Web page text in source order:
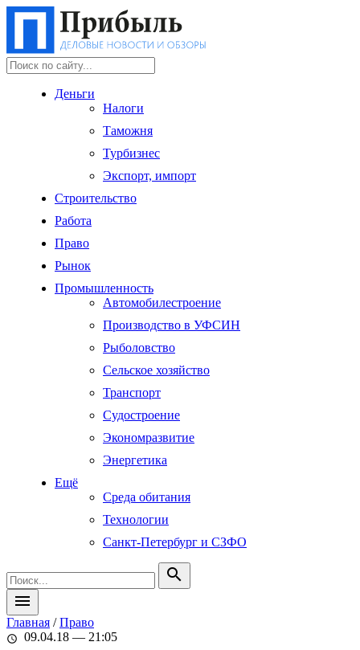
Деньги
Налоги
Таможня
Турбизнес
Экспорт, импорт
Строительство
Работа
Право
Рынок
Промышленность
Автомобилестроение
Производство в УФСИН
Рыболовство
Сельское хозяйство
Транспорт
Судостроение
Экономразвитие
Энергетика
Ещё
Среда обитания
Технологии
Санкт-Петербург и СЗФО
search
menu
Главная /Право
schedule 09.04.18 — 21:05